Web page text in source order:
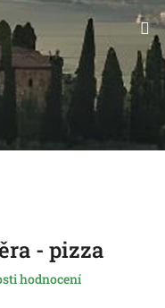
- pizza
hodnocení